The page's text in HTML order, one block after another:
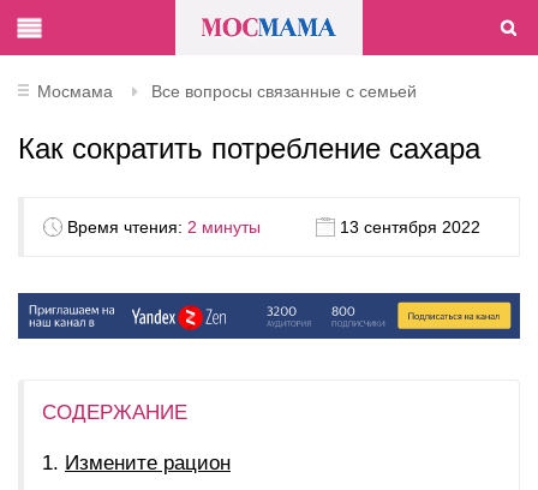
Мосмама Все вопросы связанные с семьей
Как сократить потребление сахара
Время чтения: 2 минуты 13 сентября 2022
СОДЕРЖАНИЕ
Измените рацион